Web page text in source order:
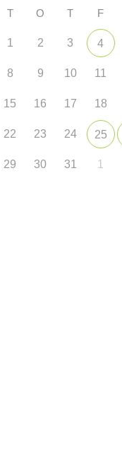
T O T F
1 2 3 4
8 9 10 11
15 16 17 18
22 23 24 25
29 30 31 1